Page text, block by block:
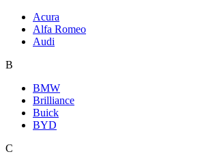
Acura
Alfa Romeo
Audi
B
BMW
Brilliance
Buick
BYD
C